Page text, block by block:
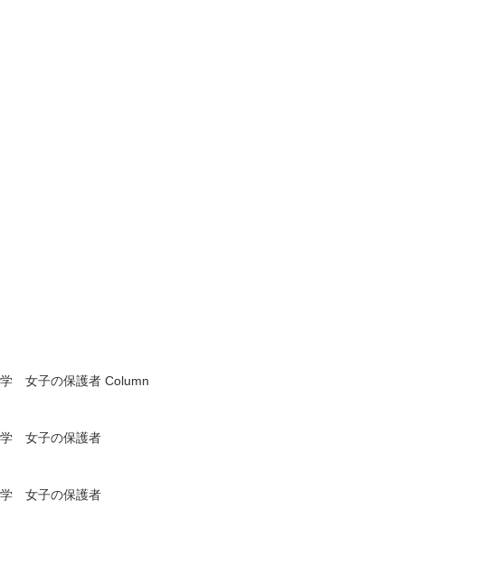
学 女子の保護者 Column
学 女子の保護者
学 女子の保護者